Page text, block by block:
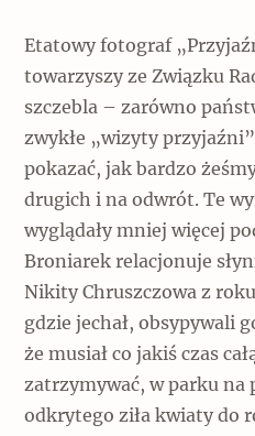
Etatowy fotograf
towarzyszy ze Związku
szczebla – zarówno
zwykłe „wizyty
pokazać, jak bardzo
drugich i na odwrót. Te
wyglądały mniej więcej
Broniarek relacjonuje
Nikity Chruszczowa z
gdzie jechał, obsypywali
że musiał co jakiś czas
zatrzymywać, w parku na
odkrytego ziła kwiaty do